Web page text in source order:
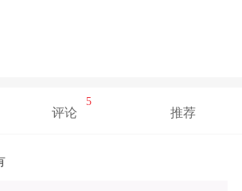
评论
5
推荐